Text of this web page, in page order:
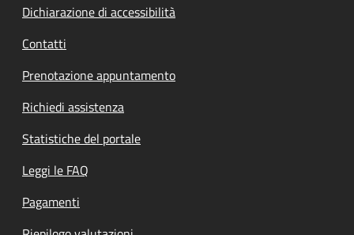
Dichiarazione di accessibilità
Contatti
Prenotazione appuntamento
Richiedi assistenza
Statistiche del portale
Leggi le FAQ
Pagamenti